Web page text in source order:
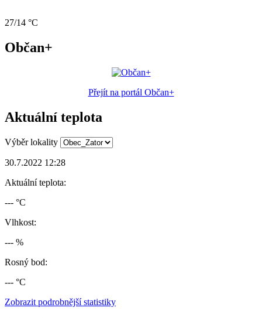
27/14 °C
Občan+
Přejít na portál Občan+
Aktuální teplota
Výběr lokality
30.7.2022 12:28
Aktuální teplota:
--- °C
Vlhkost:
--- %
Rosný bod:
--- °C
Zobrazit podrobnější statistiky